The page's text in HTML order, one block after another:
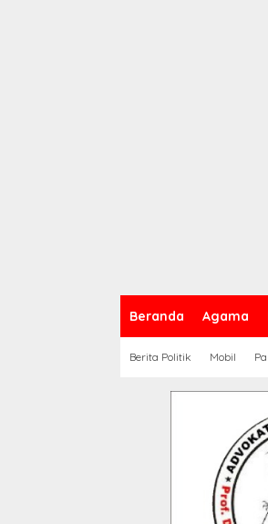
Beranda Agama
Berita Politik Mobil